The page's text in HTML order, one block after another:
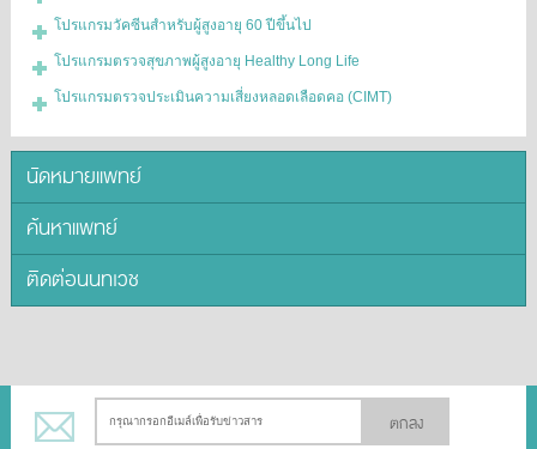
โปรแกรมวัคซีนสำหรับผู้สูงอายุ 60 ปีขึ้นไป
โปรแกรมตรวจสุขภาพผู้สูงอายุ Healthy Long Life
โปรแกรมตรวจประเมินความเสี่ยงหลอดเลือดคอ (CIMT)
นัดหมายแพทย์
ค้นหาแพทย์
ติดต่อนนทเวช
ตกลง